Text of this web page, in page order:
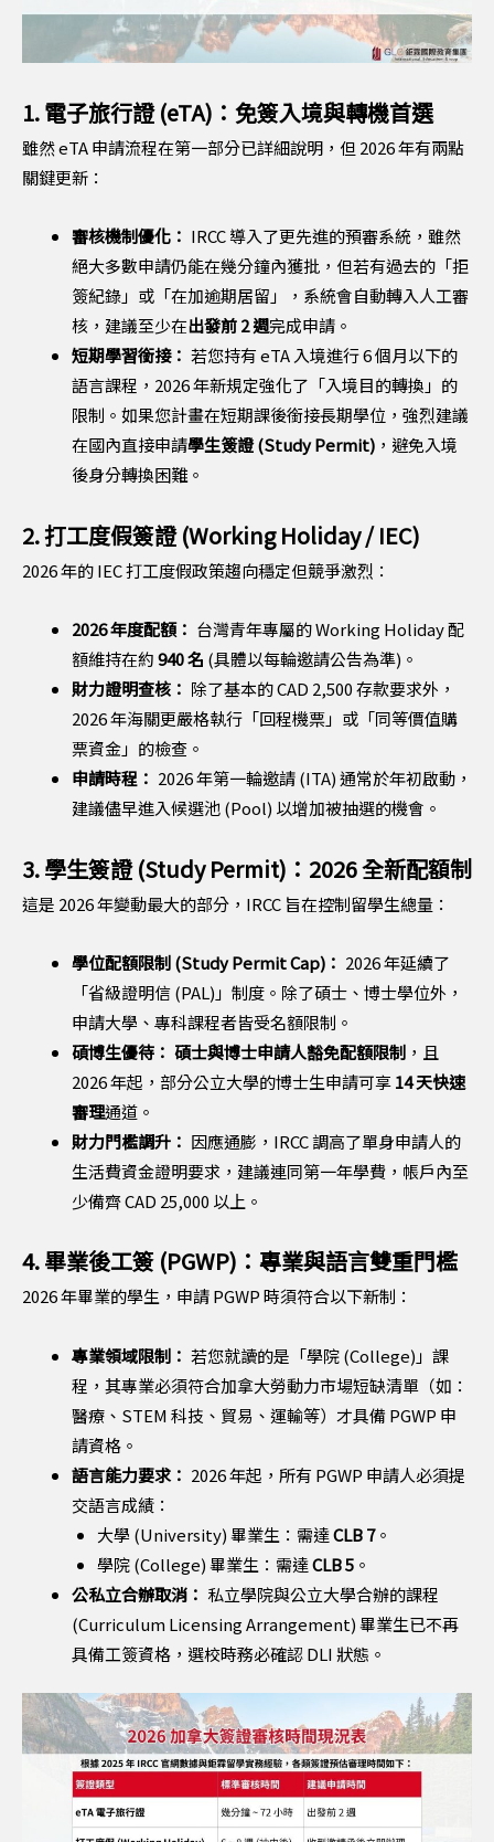
1. 電子旅行證 (eTA)：免簽入境與轉機首選
雖然 eTA 申請流程在第一部分已詳細說明，但 2026 年有兩點
關鍵更新：
審核機制優化： IRCC 導入了更先進的預審系統，雖然
絕大多數申請仍能在幾分鐘內獲批，但若有過去的「拒
簽紀錄」或「在加逾期居留」，系統會自動轉入人工審
核，建議至少在出發前 2 週完成申請。
短期學習銜接： 若您持有 eTA 入境進行 6 個月以下的
語言課程，2026 年新規定強化了「入境目的轉換」的
限制。如果您計畫在短期課後銜接長期學位，強烈建議
在國內直接申請學生簽證 (Study Permit) ，避免入境
後身分轉換困難。
2. 打工度假簽證 (Working Holiday / IEC)
2026 年的 IEC 打工度假政策趨向穩定但競爭激烈：
2026 年度配額： 台灣青年專屬的 Working Holiday 配
額維持在約940 名 (具體以每輪邀請公告為準)。
財力證明查核： 除了基本的 CAD 2,500 存款要求外，
2026 年海關更嚴格執行「回程機票」或「同等價值購
票資金」的檢查。
申請時程： 2026 年第一輪邀請 (ITA) 通常於年初啟動，
建議儘早進入候選池 (Pool) 以增加被抽選的機會。
3. 學生簽證 (Study Permit)：2026 全新配額制
這是 2026 年變動最大的部分，IRCC 旨在控制留學生總量：
學位配額限制 (Study Permit Cap)： 2026 年延續了
「省級證明信 (PAL)」制度。除了碩士、博士學位外，
申請大學、專科課程者皆受名額限制。
碩博生優待： 碩士與博士申請人豁免配額限制 ，且
2026 年起，部分公立大學的博士生申請可享14 天快速
審理通道。
財力門檻調升： 因應通膨，IRCC 調高了單身申請人的
生活費資金證明要求，建議連同第一年學費，帳戶內至
少備齊 CAD 25,000 以上。
4. 畢業後工簽 (PGWP)：專業與語言雙重門檻
2026 年畢業的學生，申請 PGWP 時須符合以下新制：
專業領域限制： 若您就讀的是「學院 (College)」課
程，其專業必須符合加拿大勞動力市場短缺清單（如：
醫療、STEM 科技、貿易、運輸等）才具備 PGWP 申
請資格。
語言能力要求： 2026 年起，所有 PGWP 申請人必須提
交語言成績：
大學 (University) 畢業生：需達CLB 7。
學院 (College) 畢業生：需達CLB 5。
公私立合辦取消： 私立學院與公立大學合辦的課程
(Curriculum Licensing Arrangement) 畢業生已不再
具備工簽資格，選校時務必確認 DLI 狀態。